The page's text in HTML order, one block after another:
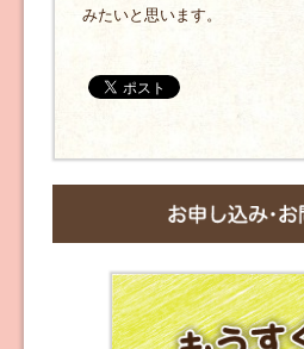
みたいと思います。